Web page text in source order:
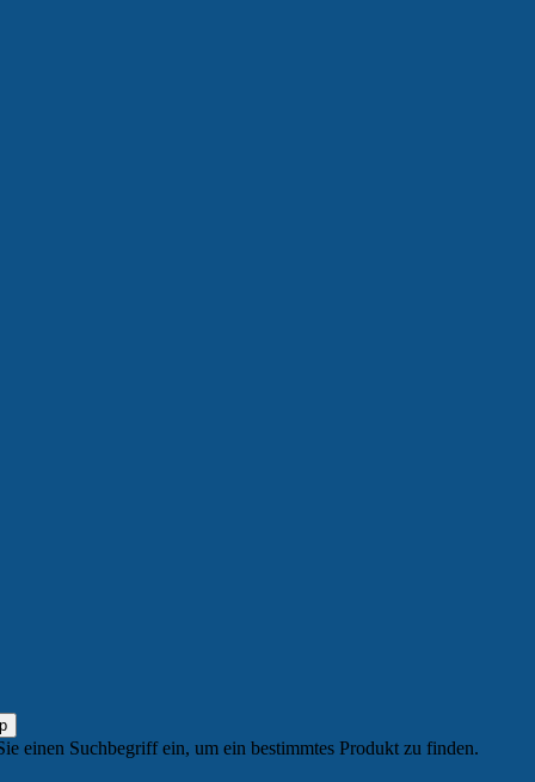
einen Suchbegriff ein, um ein bestimmtes Produkt zu finden.